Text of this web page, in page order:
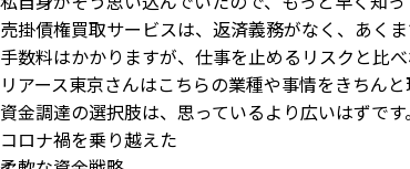
売掛債権買取サービスは、返済義務がなく、あく
手数料はかかりますが、仕事を止めるリスクと比べ
リアース東京さんはこちらの業種や事情をきちん
資金調達の選択肢は、思っているより広いはずです。
コロナ禍を乗り越えた